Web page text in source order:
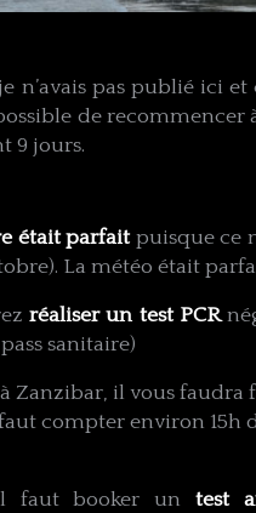
n’avais pas publié ici
de recommencer
9 jours.
était parfaitpuisque ce
La météo était
réaliser un test PCR
sanitaire)
Zanzibar, il vous faudra
compter environ 15h
faut booker untest